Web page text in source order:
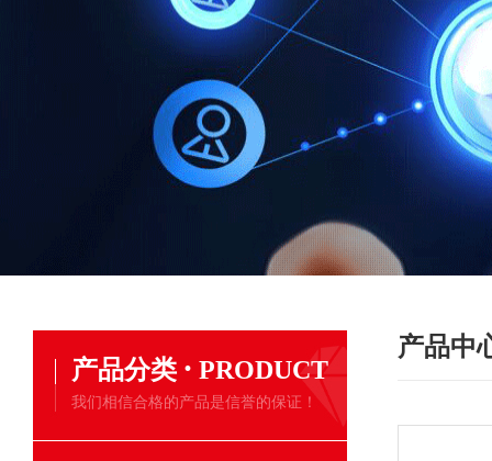
产品分类 · PRODUCT
我们相信合格的产品是信誉的保证！
产品中